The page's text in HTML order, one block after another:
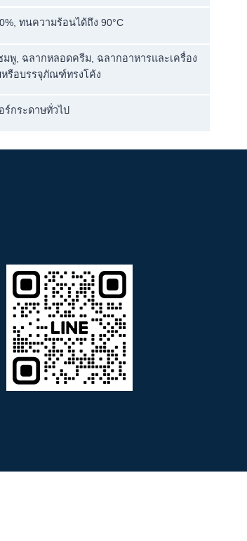
ทนความร้อนได้ถึง 90°C
พู, ฉลากหลอดครีม, ฉลากอาหารและเครื่อง
รือบรรจุภัณฑ์ทรงโค้ง
ร์กระดาษทั่วไป